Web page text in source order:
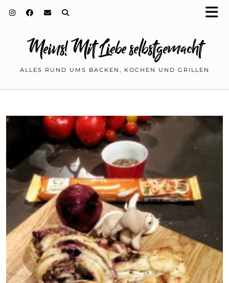
Meins! Mit Liebe selbstgemacht
ALLES RUND UMS BACKEN, KOCHEN UND GRILLEN